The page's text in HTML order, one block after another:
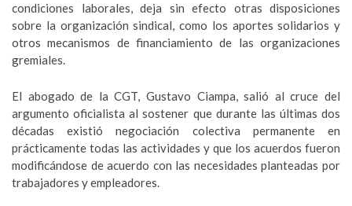
condiciones laborales, deja sin efecto otras disposiciones
sobre la organización sindical, como los aportes solidarios y
otros mecanismos de financiamiento de las organizaciones
gremiales.
El abogado de la CGT, Gustavo Ciampa, salió al cruce del
argumento oficialista al sostener que durante las últimas dos
décadas existió negociación colectiva permanente en
prácticamente todas las actividades y que los acuerdos fueron
modificándose de acuerdo con las necesidades planteadas por
trabajadores y empleadores.